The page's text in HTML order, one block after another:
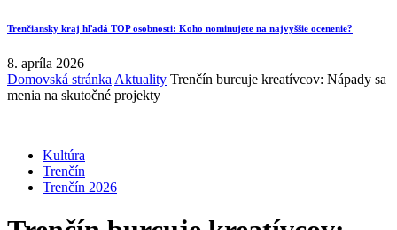
Trenčiansky kraj hľadá TOP osobnosti: Koho nominujete na najvyššie ocenenie?
8. apríla 2026
Domovská stránka Aktuality Trenčín burcuje kreatívcov: Nápady sa
menia na skutočné projekty
Kultúra
Trenčín
Trenčín 2026